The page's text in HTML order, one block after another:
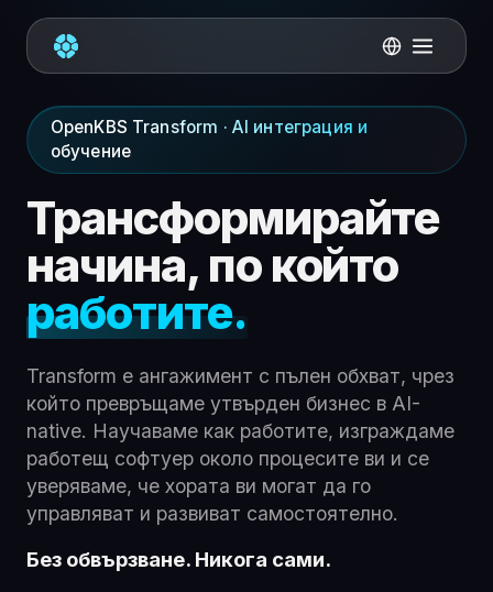
OpenKBS Transform · AI интеграция и
обучение
Трансформирайте
начина, по който
работите.
Transform е ангажимент с пълен обхват, чрез
който превръщаме утвърден бизнес в AI-
native. Научаваме как работите, изграждаме
работещ софтуер около процесите ви и се
уверяваме, че хората ви могат да го
управляват и развиват самостоятелно.
Без обвързване. Никога сами.